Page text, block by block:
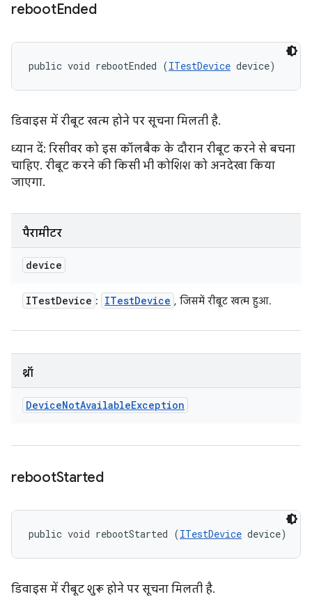
rebootEnded
public void rebootEnded (ITestDevice device)
डिवाइस में रीबूट खत्म होने पर सूचना मिलती है.
ध्यान दें: रिसीवर को इस कॉलबैक के दौरान रीबूट करने से बचना
चाहिए. रीबूट करने की किसी भी कोशिश को अनदेखा किया
जाएगा.
पैरामीटर
device
ITestDevice : ITestDevice , जिसमें रीबूट खत्म हुआ.
थ्रॉ
DeviceNotAvailableException
rebootStarted
public void rebootStarted (ITestDevice device)
डिवाइस में रीबूट शुरू होने पर सूचना मिलती है.